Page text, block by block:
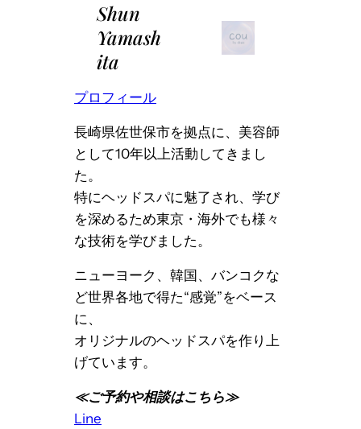
Shun
Yamash
ita
プロフィール
長崎県佐世保市を拠点に、美容師
として10年以上活動してきまし
た。
特にヘッドスパに魅了され、学び
を深めるため東京・海外でも様々
な技術を学びました。
ニューヨーク、韓国、バンコクな
ど世界各地で得た“感覚”をベース
に、
オリジナルのヘッドスパを作り上
げています。
≪ご予約や相談はこちら≫
Line